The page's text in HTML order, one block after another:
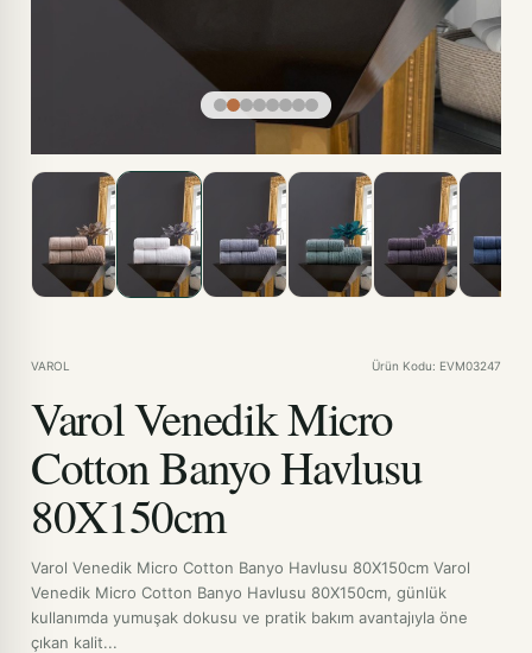
VAROL Ürün Kodu: EVM03247
Varol Venedik Micro
Cotton Banyo Havlusu
80X150cm
Varol Venedik Micro Cotton Banyo Havlusu 80X150cm Varol
Venedik Micro Cotton Banyo Havlusu 80X150cm, günlük
kullanımda yumuşak dokusu ve pratik bakım avantajıyla öne
çıkan kalit...